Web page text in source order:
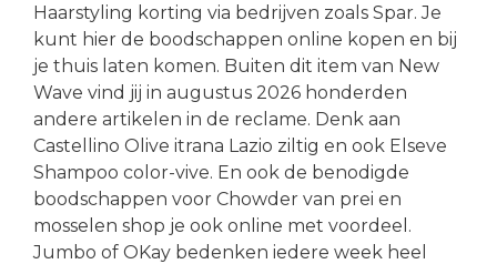
Haarstyling korting via bedrijven zoals Spar. Je
kunt hier de boodschappen online kopen en bij
je thuis laten komen. Buiten dit item van New
Wave vind jij in augustus 2026 honderden
andere artikelen in de reclame. Denk aan
Castellino Olive itrana Lazio ziltig en ook Elseve
Shampoo color-vive. En ook de benodigde
boodschappen voor Chowder van prei en
mosselen shop je ook online met voordeel.
Jumbo of OKay bedenken iedere week heel